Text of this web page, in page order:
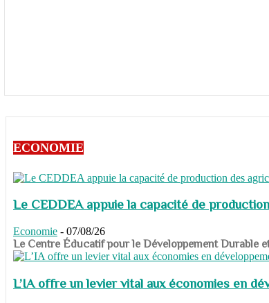
ECONOMIE
Le CEDDEA appuie la capacité de
Economie - 07/08/26
​​​​​​​Le Centre Éducatif pour le Développement Durable
L’IA offre un levier vital aux économies en